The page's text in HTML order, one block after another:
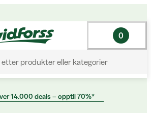
etter produkter eller kategorier
0
14.000 deals – opptil 70%*